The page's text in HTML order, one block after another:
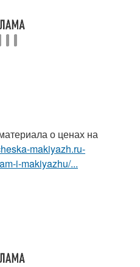
о ценах на
makiyazh.ru-
i-makiyazhu/...